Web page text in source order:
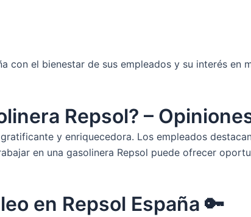
con el bienestar de sus empleados y su interés en
Repsol? –
y enriquecedora. Los empleados
en una gasolinera Repsol puede ofrecer
en Repsol España 🔑